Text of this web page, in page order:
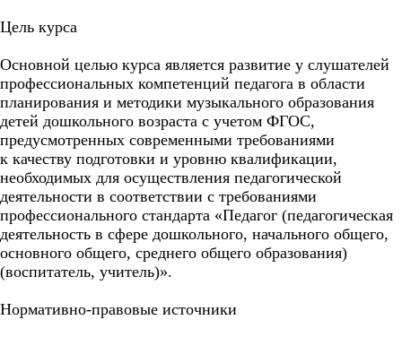
Цель курса
Основной целью курса является развитие у слушателей
профессиональных компетенций педагога в области
планирования и методики музыкального образования
детей дошкольного возраста с учетом ФГОС,
предусмотренных современными требованиями
к качеству подготовки и уровню квалификации,
необходимых для осуществления педагогической
деятельности в соответствии с требованиями
профессионального стандарта «Педагог (педагогическая
деятельность в сфере дошкольного, начального общего,
основного общего, среднего общего образования)
(воспитатель, учитель)».
Нормативно-правовые источники